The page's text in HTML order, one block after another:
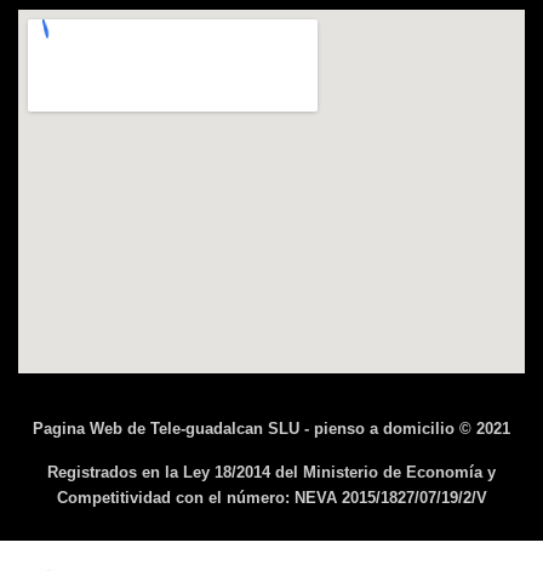
Pagina Web de Tele-guadalcan SLU - pienso a domicilio © 2021
Registrados en la Ley 18/2014 del Ministerio de Economía y
Competitividad con el número: NEVA 2015/1827/07/19/2/V